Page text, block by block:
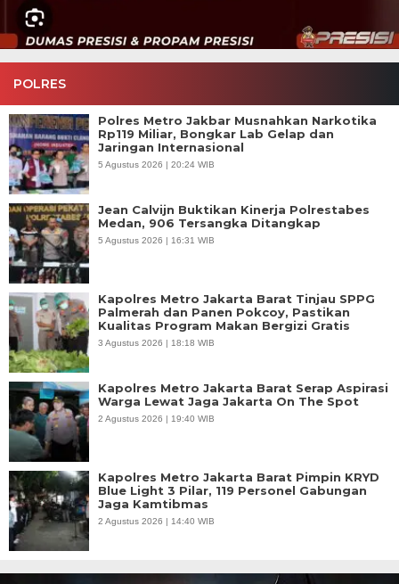
POLRES
Polres Metro Jakbar Musnahkan Narkotika
Rp119 Miliar, Bongkar Lab Gelap dan
Jaringan Internasional
5 Agustus 2026 | 20:24 WIB
Jean Calvijn Buktikan Kinerja Polrestabes
Medan, 906 Tersangka Ditangkap
5 Agustus 2026 | 16:31 WIB
Kapolres Metro Jakarta Barat Tinjau SPPG
Palmerah dan Panen Pokcoy, Pastikan
Kualitas Program Makan Bergizi Gratis
3 Agustus 2026 | 18:18 WIB
Kapolres Metro Jakarta Barat Serap Aspirasi
Warga Lewat Jaga Jakarta On The Spot
2 Agustus 2026 | 19:40 WIB
Kapolres Metro Jakarta Barat Pimpin KRYD
Blue Light 3 Pilar, 119 Personel Gabungan
Jaga Kamtibmas
2 Agustus 2026 | 14:40 WIB